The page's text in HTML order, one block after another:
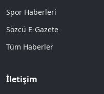
Spor Haberleri
Sözcü E-Gazete
Tüm Haberler
İletişim